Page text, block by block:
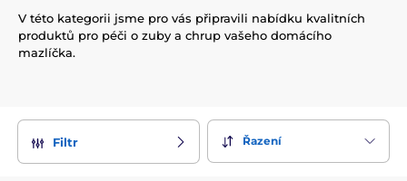
V této kategorii jsme pro vás připravili nabídku kvalitních
produktů pro péči o zuby a chrup vašeho domácího
mazlíčka.
Filtr Řazení